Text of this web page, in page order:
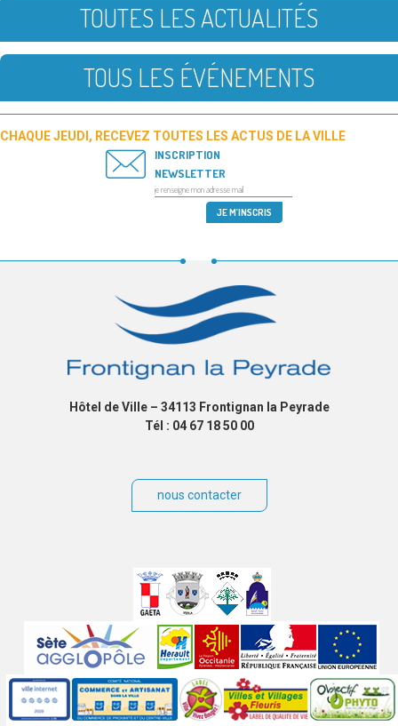
TOUTES LES ACTUALITÉS
TOUS LES ÉVÉNEMENTS
CHAQUE JEUDI, RECEVEZ TOUTES LES ACTUS DE LA VILLE
INSCRIPTION
NEWSLETTER
Hôtel de Ville – 34113 Frontignan la Peyrade
Tél : 04 67 18 50 00
nous contacter
partenaires
Labels